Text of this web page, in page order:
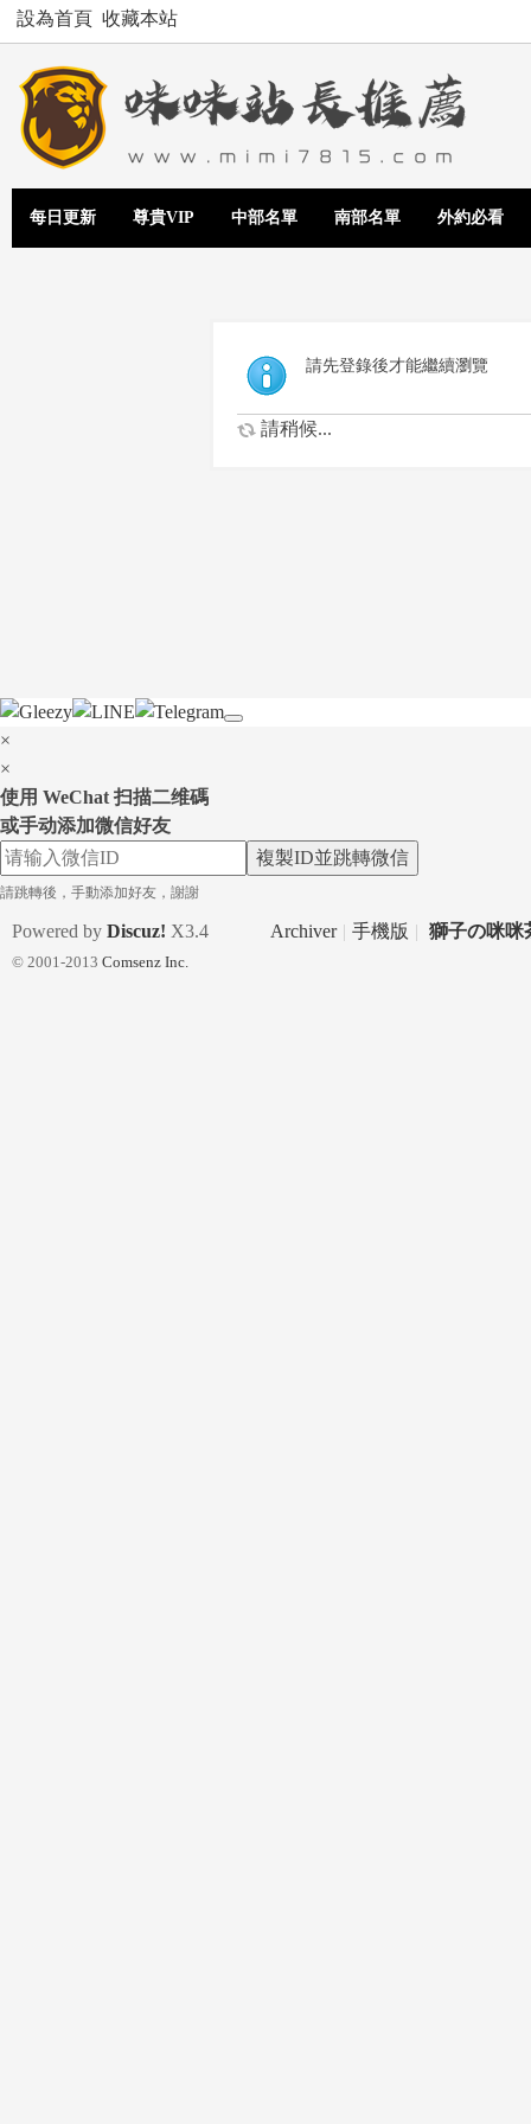
設為首頁 收藏本站
每日更新 尊貴VIP 中部名單 南部名單 外約必看
請先登錄後才能繼續瀏覽
請稍候...
×
×
使用 WeChat 扫描二维碼
或手动添加微信好友
複製ID並跳轉微信
請跳轉後，手動添加好友，謝謝
Archiver | 手機版 | 獅子の咪咪
Powered by Discuz! X3.4
© 2001-2013 Comsenz Inc.